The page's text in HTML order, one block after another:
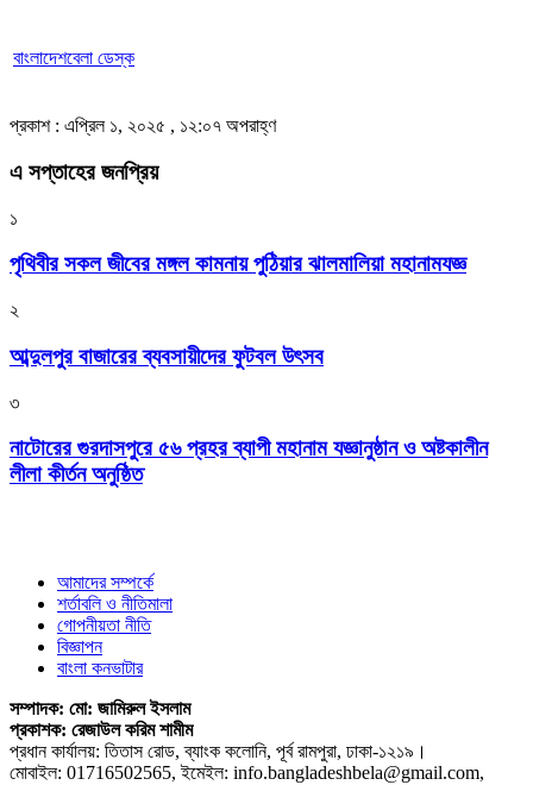
বাংলাদেশবেলা ডেস্ক
প্রকাশ : এপ্রিল ১, ২০২৫ , ১২:০৭ অপরাহ্ণ
এ সপ্তাহের জনপ্রিয়
১
পৃথিবীর সকল জীবের মঙ্গল কামনায় পুঠিয়ার ঝালমালিয়া মহানামযজ্ঞ
২
আব্দুলপুর বাজারের ব্যবসায়ীদের ফুটবল উৎসব
৩
নাটোরের গুরদাসপুরে ৫৬ প্রহর ব্যাপী মহানাম যজ্ঞানুষ্ঠান ও অষ্টকালীন
লীলা কীর্তন অনুষ্ঠিত
আমাদের সম্পর্কে
শর্তাবলি ও নীতিমালা
গোপনীয়তা নীতি
বিজ্ঞাপন
বাংলা কনভাটার
সম্পাদক: মো: জামিরুল ইসলাম
প্রকাশক: রেজাউল করিম শামীম
প্রধান কার্যালয়: তিতাস রোড, ব্যাংক কলোনি, পূর্ব রামপুরা, ঢাকা-১২১৯।
মোবাইল: 01716502565, ইমেইল: info.bangladeshbela@gmail.com,